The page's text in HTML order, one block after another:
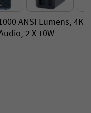
ANSI Lumens, 4K
2 X 10W